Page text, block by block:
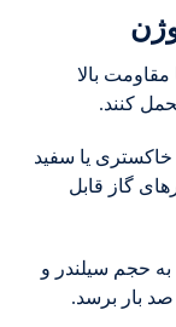
مقاومت بالا
کنند.
خاکستری یا سفید
گاز قابل
به حجم سیلندر و
بار برسد.